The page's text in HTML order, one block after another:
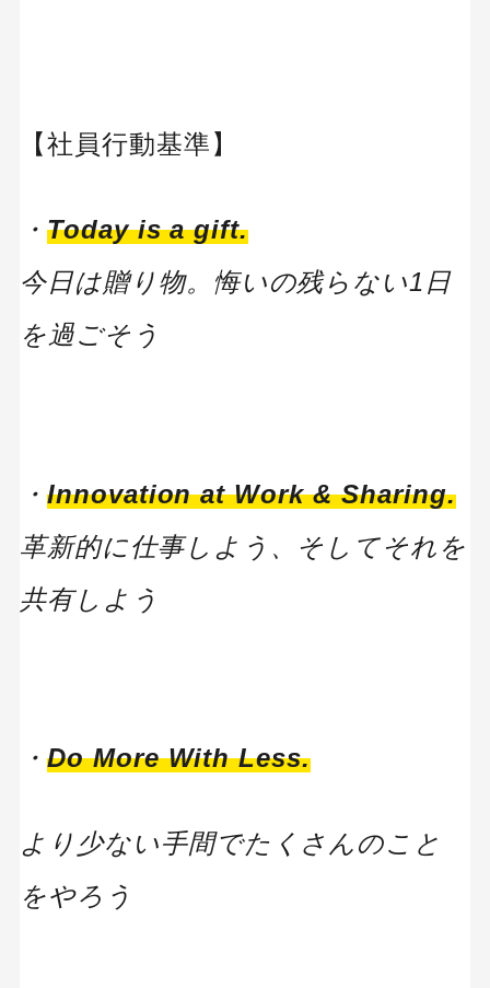
【社員行動基準】
・ Today is a gift.
今日は贈り物。悔いの残らない1日
を過ごそう
・ Innovation at Work & Sharing.
革新的に仕事しよう、そしてそれを
共有しよう
・ Do More With Less.
より少ない手間でたくさんのこと
をやろう